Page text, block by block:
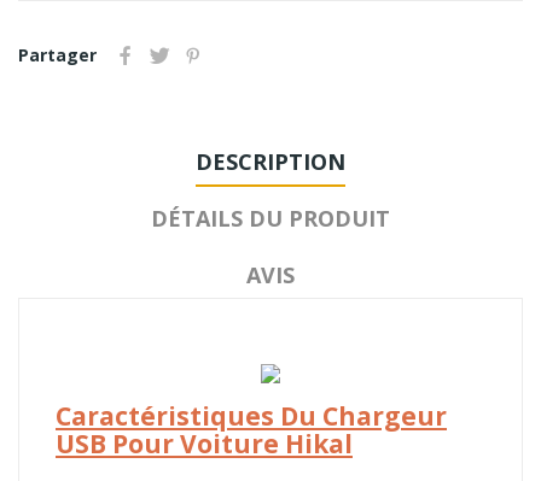
Partager
DESCRIPTION
DÉTAILS DU PRODUIT
AVIS
Caractéristiques Du Chargeur
USB Pour Voiture Hikal